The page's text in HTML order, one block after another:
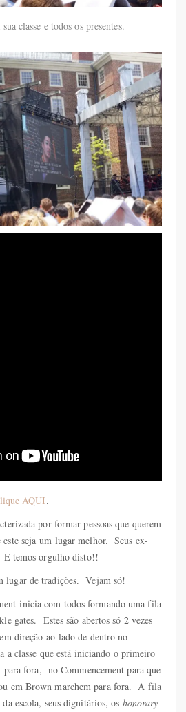
classe e todos os presentes.
AQUI.
por formar pessoas que querem
seja um lugar melhor. Seus ex-
E temos orgulho disto!!
lugar de tradições. Vejam só!
inicia com todos formando uma fila
gates. Estes são abertos só 2 vezes
direção ao lado de dentro no
a classe que está iniciando o primeiro
fora, no Commencement para que
em Brown marchem para fora. A fila
escola, seus dignitários, os honorary